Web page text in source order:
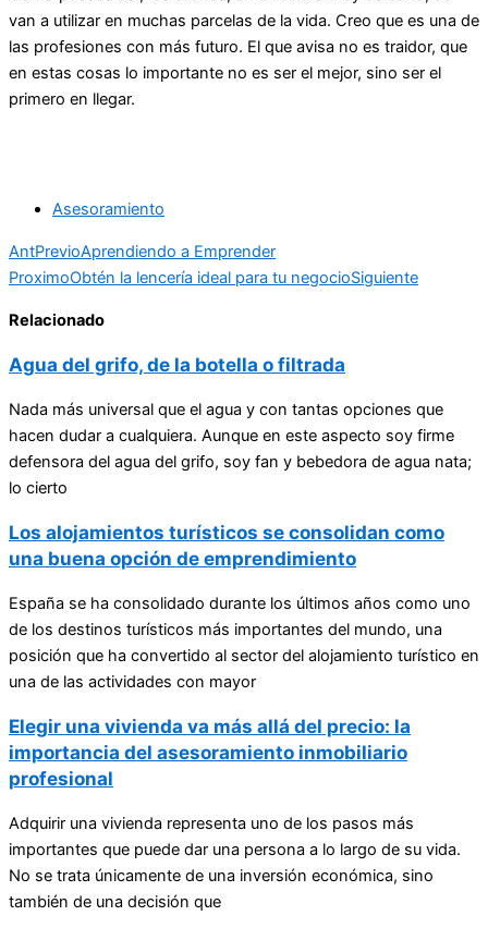
van a utilizar en muchas parcelas de la vida. Creo que es una de
las profesiones con más futuro. El que avisa no es traidor, que
en estas cosas lo importante no es ser el mejor, sino ser el
primero en llegar.
Asesoramiento
AntPrevioAprendiendo a Emprender
ProximoObtén la lencería ideal para tu negocioSiguiente
Relacionado
Agua del grifo, de la botella o filtrada
Nada más universal que el agua y con tantas opciones que
hacen dudar a cualquiera. Aunque en este aspecto soy firme
defensora del agua del grifo, soy fan y bebedora de agua nata;
lo cierto
Los alojamientos turísticos se consolidan como
una buena opción de emprendimiento
España se ha consolidado durante los últimos años como uno
de los destinos turísticos más importantes del mundo, una
posición que ha convertido al sector del alojamiento turístico en
una de las actividades con mayor
Elegir una vivienda va más allá del precio: la
importancia del asesoramiento inmobiliario
profesional
Adquirir una vivienda representa uno de los pasos más
importantes que puede dar una persona a lo largo de su vida.
No se trata únicamente de una inversión económica, sino
también de una decisión que